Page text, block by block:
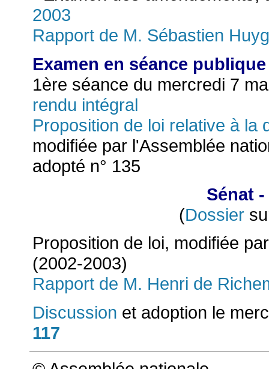
2003
Rapport de M. Sébastien
Examen en séance
1ère séance du mercredi 7
rendu intégral
Proposition de loi relative à la
modifiée par l'Assemblée
adopté n° 135
Sénat
(Dossier
Proposition de loi, modifiée
(2002-2003)
Rapport de M. Henri de
Discussion et adoption le
117